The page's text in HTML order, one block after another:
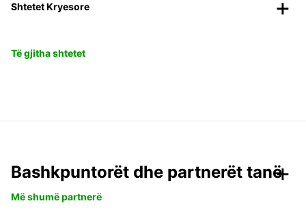
Shtetet Kryesore
Të gjitha shtetet
Bashkpuntorët dhe partnerët tanë
Më shumë partnerë